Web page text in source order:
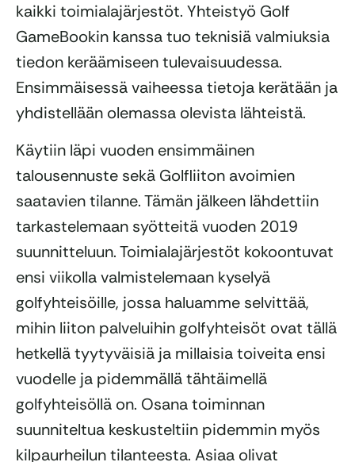
kaikki toimialajärjestöt. Yhteistyö Golf
GameBookin kanssa tuo teknisiä valmiuksia
tiedon keräämiseen tulevaisuudessa.
Ensimmäisessä vaiheessa tietoja kerätään ja
yhdistellään olemassa olevista lähteistä.
Käytiin läpi vuoden ensimmäinen
talousennuste sekä Golfliiton avoimien
saatavien tilanne. Tämän jälkeen lähdettiin
tarkastelemaan syötteitä vuoden 2019
suunnitteluun. Toimialajärjestöt kokoontuvat
ensi viikolla valmistelemaan kyselyä
golfyhteisöille, jossa haluamme selvittää,
mihin liiton palveluihin golfyhteisöt ovat tällä
hetkellä tyytyväisiä ja millaisia toiveita ensi
vuodelle ja pidemmällä tähtäimellä
golfyhteisöllä on. Osana toiminnan
suunniteltua keskusteltiin pidemmin myös
kilpaurheilun tilanteesta. Asiaa olivat